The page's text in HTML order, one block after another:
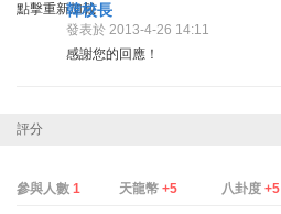
點擊重新加載
韓校長
發表於 2013-4-26 14:11
感謝您的回應！
評分
參與人數 1 天龍幣 +5 八卦度 +5